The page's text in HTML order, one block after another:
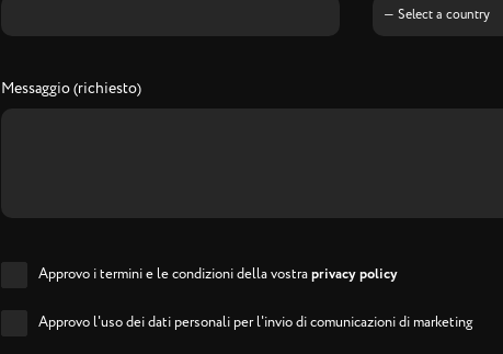
Messaggio (richiesto)
Approvo i termini e le condizioni della vostraprivacy policy
Approvo l'uso dei dati personali per l'invio di comunicazioni di marketing